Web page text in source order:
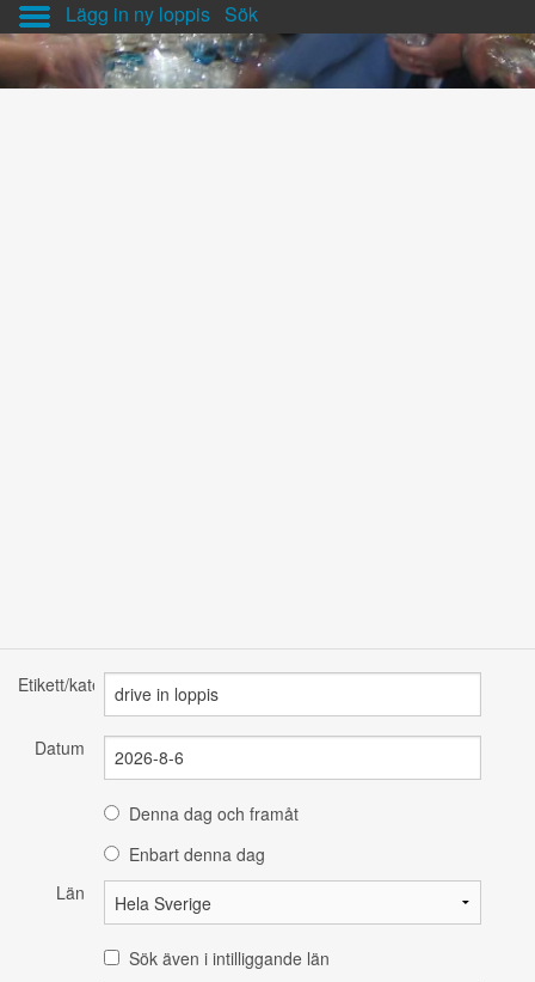
Lägg in ny loppis Sök
Etikett/kategori
Datum
Denna dag och framåt
Enbart denna dag
Län
Sök även i intilliggande län